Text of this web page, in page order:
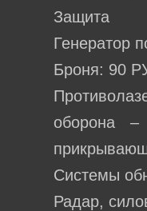
Защита
Генератор
Броня: 90
оборона
Системы
Радар,